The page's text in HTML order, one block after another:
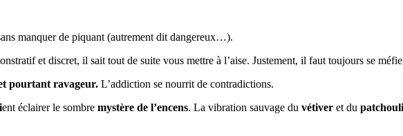
manquer de piquant (autrement dit dangereux…).
et discret, il sait tout de suite vous mettre à l’aise. Justement, il faut toujours se
pourtant ravageur. L’addiction se nourrit de contradictions.
ent éclairer le sombre mystère de l’encens. La vibration sauvage du vétiver et du patchouli